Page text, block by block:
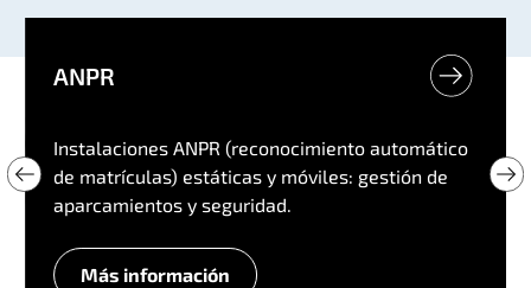
ANPR
Instalaciones ANPR (reconocimiento automático
de matrículas) estáticas y móviles: gestión de
aparcamientos y seguridad.
Más información